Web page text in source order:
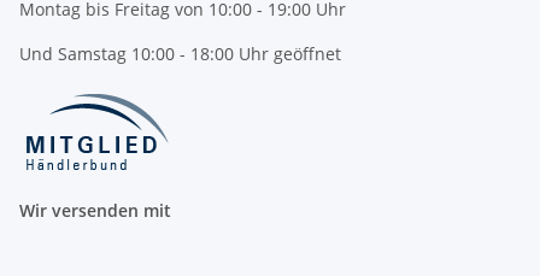
Montag bis Freitag von 10:00 - 19:00 Uhr
Und Samstag 10:00 - 18:00 Uhr geöffnet
Wir versenden mit